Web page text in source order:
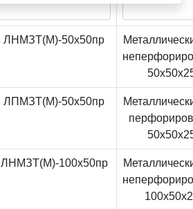
ЛНМЗТ(М)-50x50пр
ЛПМЗТ(М)-50x50пр
ЛНМЗТ(М)-100x50пр